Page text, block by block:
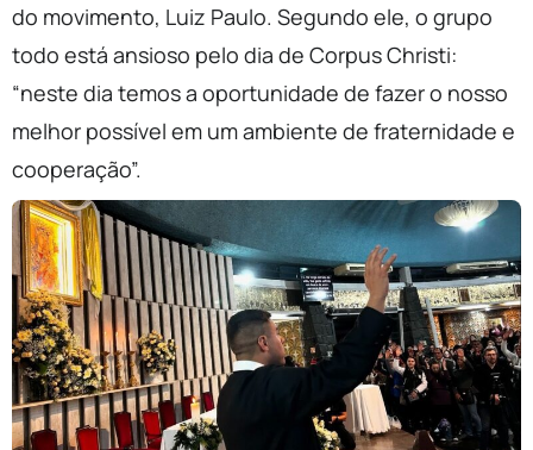
do movimento, Luiz Paulo. Segundo ele, o grupo
todo está ansioso pelo dia de Corpus Christi:
“neste dia temos a oportunidade de fazer o nosso
melhor possível em um ambiente de fraternidade e
cooperação”.